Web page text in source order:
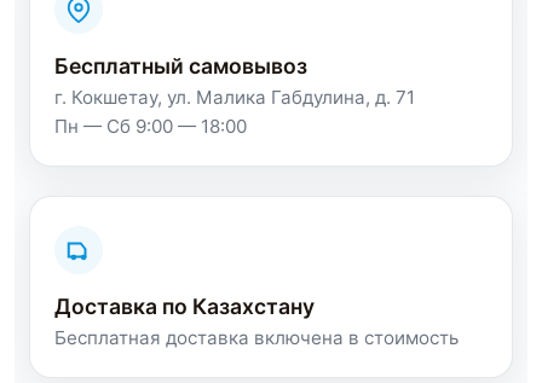
Бесплатный самовывоз
г. Кокшетау, ул. Малика Габдулина, д. 71
Пн — Сб 9:00 — 18:00
Доставка по Казахстану
Бесплатная доставка включена в стоимость